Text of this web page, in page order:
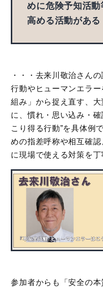
めに危険予知活
高める活動がある
・・・去来川敬治さん
行動やヒューマンエラ
組み」から捉え直す、
に、慣れ・思い込み・
こり得る行動”を具体例
めの指差呼称や相互確
に現場で使える対策を丁
参加者からも「安全の